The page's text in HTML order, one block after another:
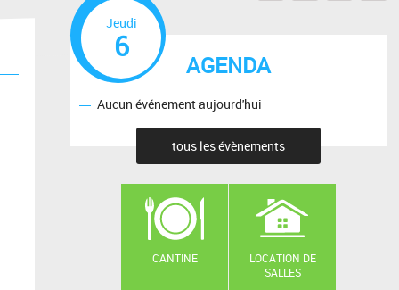
AGENDA
Jeudi
6
Aucun événement aujourd'hui
tous les évènements
CANTINE
LOCATION DE
SALLES